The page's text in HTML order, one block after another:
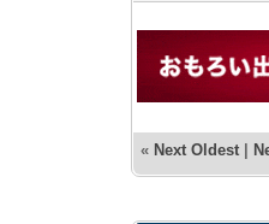
« Next Oldest |